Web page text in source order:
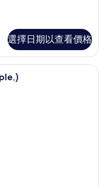
選擇日期以查看價格
羽絨被、客房內保險箱、